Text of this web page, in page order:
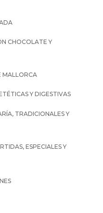
CHOCOLATE Y
MALLORCA
Y DIGESTIVAS
TRADICIONALES Y
ESPECIALES Y